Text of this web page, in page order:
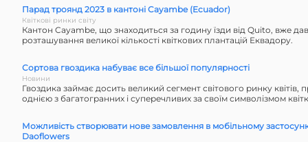
Парад троянд 2023 в кантоні Cayambe (Ecuador)
Квіткові ринки світу
Кантон Cayambe, що знаходиться за годину їзди від Quito, вже
розташування великої кількості квіткових плантацій Еквадору.
Сортова гвоздика набуває все більшої популярності
Новини
Гвоздика займає досить великий сегмент світового ринку квітів,
однією з багатогранних і суперечливих за своїм символізмом
Можливість створювати нове замовлення в мобільному
Daoflowers